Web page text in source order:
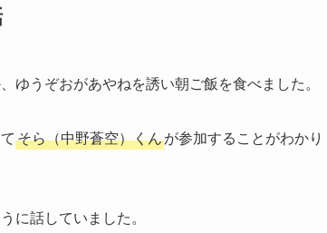
うぞおがあやねを誘い朝ご飯を食べました。
そら（中野蒼空）くんが参加することがわかり
に話していました。